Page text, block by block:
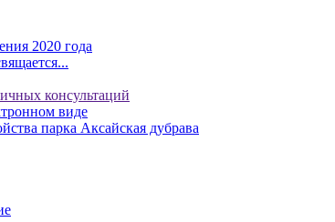
2020 года
консультаций
виде
парка Аксайская дубрава